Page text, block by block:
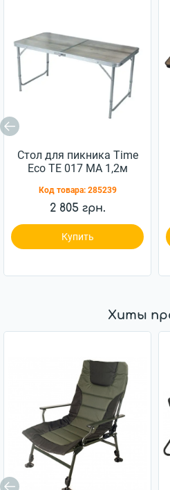
Стол для пикника Time
Eco TE 017 MА 1,2м
Код товара: 285239
2 805 грн.
Купить
Хиты